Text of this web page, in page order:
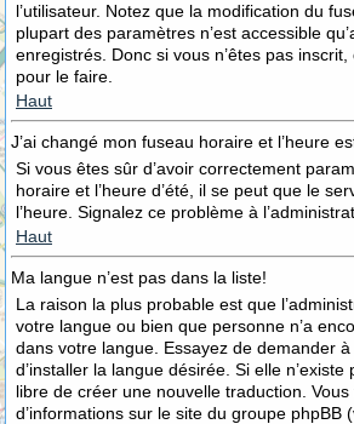
l’utilisateur. Notez que la modification du
plupart des paramètres n’est accessible
enregistrés. Donc si vous n’êtes pas inscrit,
pour le faire.
Haut
J’ai changé mon fuseau horaire et l’heure
Si vous êtes sûr d’avoir correctement
horaire et l’heure d’été, il se peut que le
l’heure. Signalez ce problème à
Haut
Ma langue n’est pas dans la liste!
La raison la plus probable est que
votre langue ou bien que personne n’a
dans votre langue. Essayez de demander à
d’installer la langue désirée. Si elle
libre de créer une nouvelle traduction.
d’informations sur le site du groupe phpBB